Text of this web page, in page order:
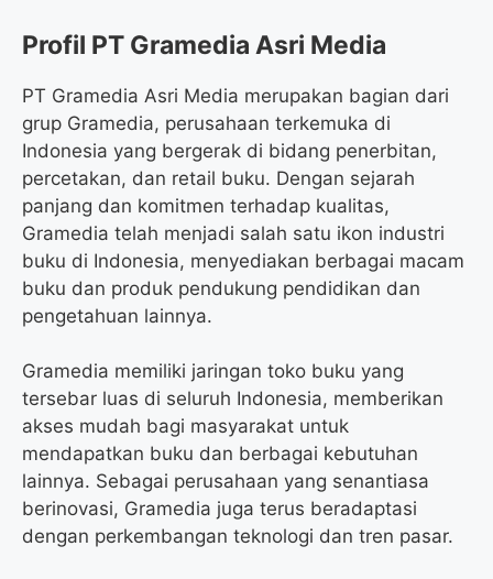
Profil PT Gramedia Asri Media
PT Gramedia Asri Media merupakan bagian dari
grup Gramedia, perusahaan terkemuka di
Indonesia yang bergerak di bidang penerbitan,
percetakan, dan retail buku. Dengan sejarah
panjang dan komitmen terhadap kualitas,
Gramedia telah menjadi salah satu ikon industri
buku di Indonesia, menyediakan berbagai macam
buku dan produk pendukung pendidikan dan
pengetahuan lainnya.
Gramedia memiliki jaringan toko buku yang
tersebar luas di seluruh Indonesia, memberikan
akses mudah bagi masyarakat untuk
mendapatkan buku dan berbagai kebutuhan
lainnya. Sebagai perusahaan yang senantiasa
berinovasi, Gramedia juga terus beradaptasi
dengan perkembangan teknologi dan tren pasar.